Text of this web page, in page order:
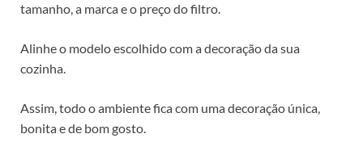
tamanho, a marca e o preço do filtro.
Alinhe o modelo escolhido com a decoração da sua
cozinha.
Assim, todo o ambiente fica com uma decoração única,
bonita e de bom gosto.